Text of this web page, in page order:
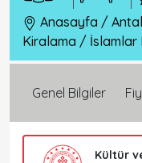
Anasayfa /
Kiralama / İslamlar
Genel Bilgiler
Kültür